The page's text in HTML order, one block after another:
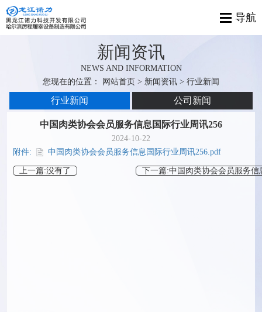
新闻资讯
NEWS AND INFORMATION
您现在的位置：
网站首页 > 新闻资讯 > 行业新闻
行业新闻 公司新闻
中国肉类协会会员服务信息国际行业周讯256
2024-10-22
附件:
中国肉类协会会员服务信息国际行业周讯256.pdf
上一篇:没有了 下一篇:中国肉类协会会员服务信